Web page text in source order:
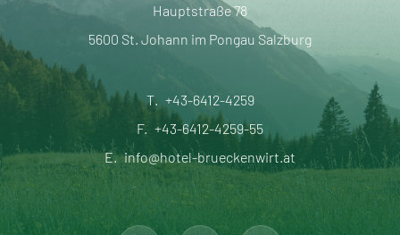
Hauptstraße 78
5600 St. Johann im Pongau Salzburg
T. +43-6412-4259
F. +43-6412-4259-55
E. info@hotel-brueckenwirt.at